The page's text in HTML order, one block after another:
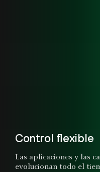
Control flexible
Las aplicaciones y las
evolucionan todo el